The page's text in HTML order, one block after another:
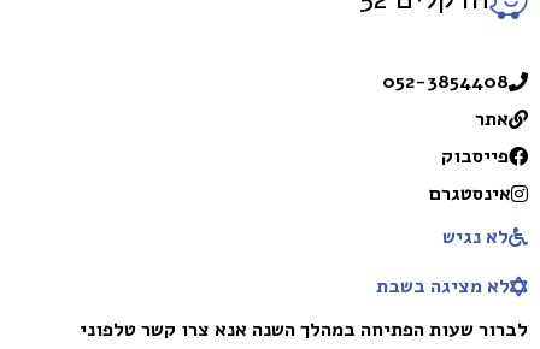
052-3854408
אתר
פייסבוק
אינסטגרם
לא נגיש
לא מציגה בשבת
לברור שעות הפתיחה במהלך השנה אנא צרו קשר טלפוני